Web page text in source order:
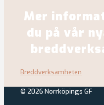
Mer
du på vår
Breddverksamheten
© 2026 Norrköpings GF